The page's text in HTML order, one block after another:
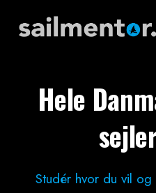
Hele
Studér hvor du vil